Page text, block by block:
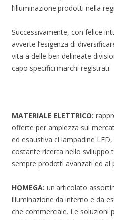
l’illuminazione prodotti nella
Successivamente, con felice
avverte l’esigenza di
vita a delle ben delineate
capo specifici marchi registrati.
MATERIALE ELETTRICO:
offerte per ampiezza sul
ed esaustiva di lampadine
costante ricerca nello sviluppo
sempre prodotti avanzati ed al
HOMEGA: un articolato
illuminazione da interno e da
che commerciale. Le soluzioni